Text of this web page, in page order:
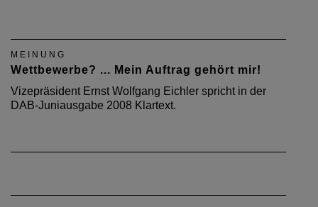
MEINUNG
Wettbewerbe? ... Mein Auftrag gehört mir!
Vizepräsident Ernst Wolfgang Eichler spricht in der
DAB-Juniausgabe 2008 Klartext.